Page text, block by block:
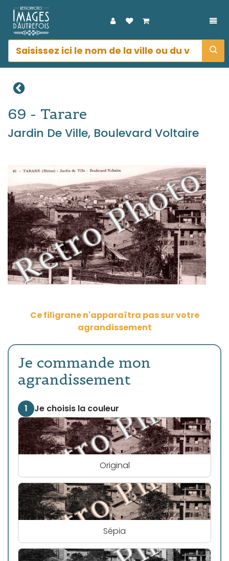
69 - Tarare
Jardin De Ville, Boulevard Voltaire
Ce filigrane n'apparaîtra pas sur votre
agrandissement
Je commande mon
agrandissement
1 Je choisis la couleur
Original
Sépia